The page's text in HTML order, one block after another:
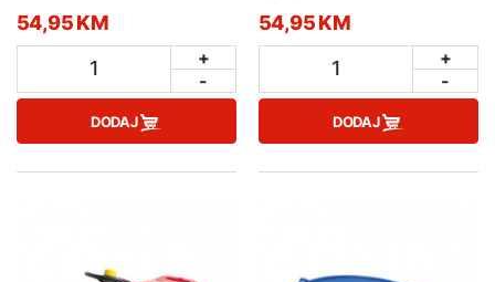
54,95 KM
1
+
-
DODAJ
54,95 KM
1
+
-
DODAJ